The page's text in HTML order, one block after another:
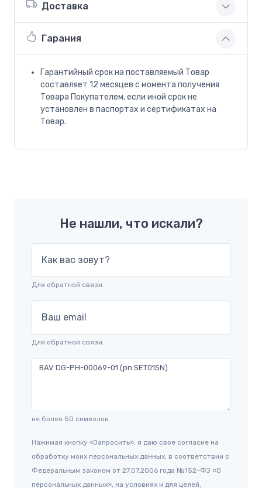
Доставка
Гарания
Гарантийный срок на поставляемый Товар
составляет 12 месяцев с момента получения
Товара Покупателем, если иной срок не
установлен в паспортах и сертификатах на
Товар.
Не нашли, что искали?
Как вас зовут?
Для обратной связи.
Ваш email
Для обратной связи.
не более 50 символов.
Нажимая кнопку «Запросить», я даю свое согласие на
обработку моих персональных данных, в соответствии с
Федеральным законом от 27.07.2006 года №152-ФЗ «О
персональных данных», на условиях и для целей,